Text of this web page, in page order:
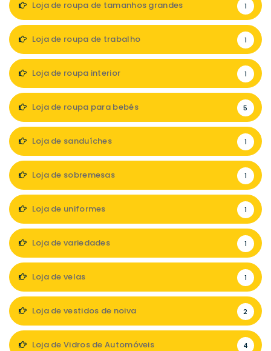
Loja de roupa de tamanhos grandes 1
Loja de roupa de trabalho 1
Loja de roupa interior 1
Loja de roupa para bebés 5
Loja de sanduíches 1
Loja de sobremesas 1
Loja de uniformes 1
Loja de variedades 1
Loja de velas 1
Loja de vestidos de noiva 2
Loja de Vidros de Automóveis 4